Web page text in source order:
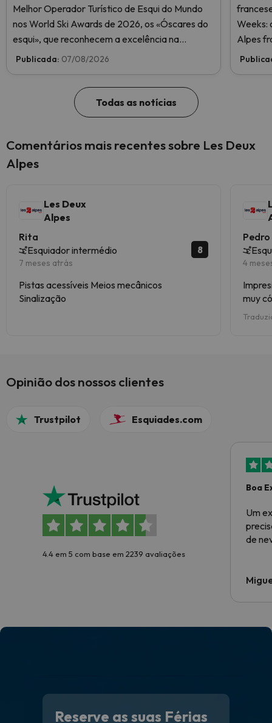
Melhor Operador Turístico de Esqui do Mundo
nos World Ski Awards de 2026, os «Óscares do
esqui», que reconhecem a excelência na
indústria do esqui. Vote agora e ajude-nos a
Publicada: 07/08/2026
Weeks:
Alpes
Todas as notícias
Comentários mais recentes sobre Les Deux
Alpes
Les Deux
Alpes
Rita
Esquiador intermédio
7 meses atrás
8
Pistas acessíveis Meios mecânicos
Sinalização
Pedro
4
muy
Opinião dos nossos clientes
Trustpilot Esquiades.com
4.4 em 5 com base em 2239 avaliações
Boa
Um
de
Reserve as suas Férias